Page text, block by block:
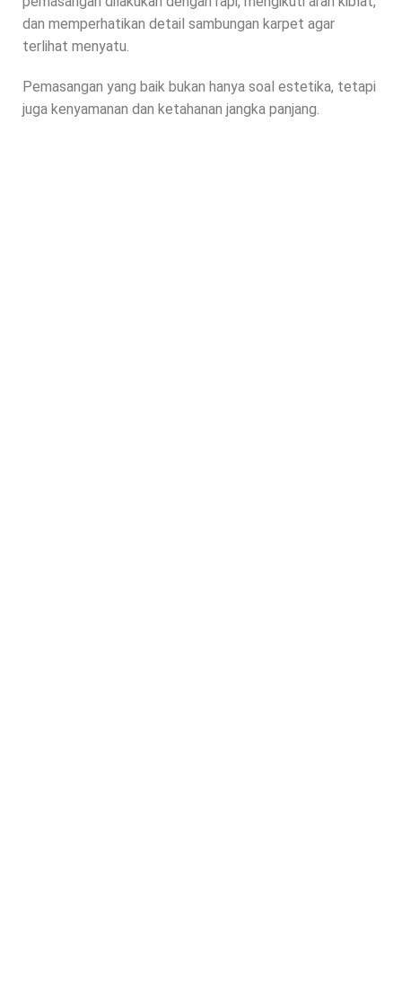
dan memperhatikan detail sambungan karpet agar
terlihat menyatu.
Pemasangan yang baik bukan hanya soal estetika, tetapi
juga kenyamanan dan ketahanan jangka panjang.